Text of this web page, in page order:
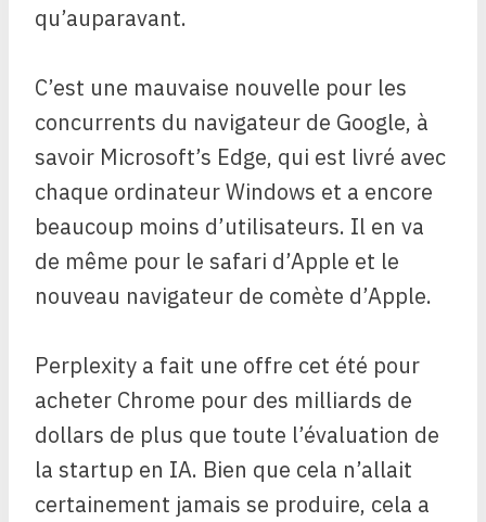
qu’auparavant.
C’est une mauvaise nouvelle pour les
concurrents du navigateur de Google, à
savoir Microsoft’s Edge, qui est livré avec
chaque ordinateur Windows et a encore
beaucoup moins d’utilisateurs. Il en va
de même pour le safari d’Apple et le
nouveau navigateur de comète d’Apple.
Perplexity a fait une offre cet été pour
acheter Chrome pour des milliards de
dollars de plus que toute l’évaluation de
la startup en IA. Bien que cela n’allait
certainement jamais se produire, cela a